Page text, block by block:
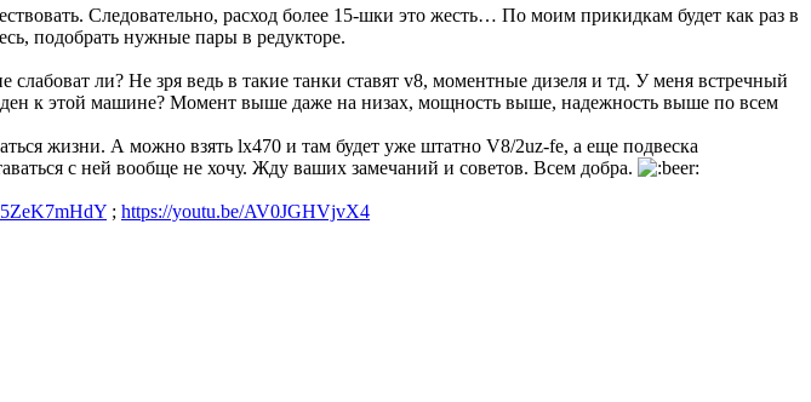
Следовательно, расход более 15-шки это жесть… По моим прикидкам будет как раз в
подобрать нужные пары в редукторе.
ли? Не зря ведь в такие танки ставят v8, моментные дизеля и тд. У меня встречный
к этой машине? Момент выше даже на низах, мощность выше, надежность выше по всем
жизни. А можно взять lx470 и там будет уже штатно V8/2uz-fe, а еще подвеска
с ней вообще не хочу. Жду ваших замечаний и советов. Всем добра.
; https://youtu.be/AV0JGHVjvX4